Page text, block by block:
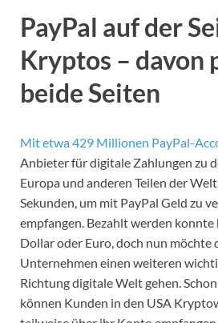
PayPal auf der
Kryptos – davon
beide Seiten
Mit etwa 429 Millionen PayPal-
Anbieter für digitale Zahlungen zu
Europa und anderen Teilen der
Sekunden, um mit PayPal Geld zu
empfangen. Bezahlt werden konnte
Dollar oder Euro, doch nun möchte
Unternehmen einen weiteren
Richtung digitale Welt gehen.
können Kunden in den USA